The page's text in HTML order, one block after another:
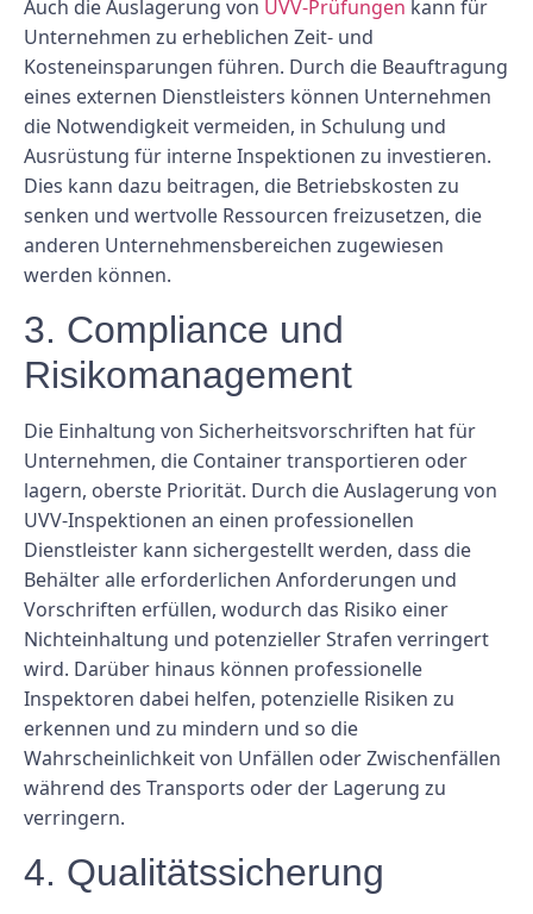
Auch die Auslagerung von UVV-Prüfungen kann für
Unternehmen zu erheblichen Zeit- und
Kosteneinsparungen führen. Durch die Beauftragung
eines externen Dienstleisters können Unternehmen
die Notwendigkeit vermeiden, in Schulung und
Ausrüstung für interne Inspektionen zu investieren.
Dies kann dazu beitragen, die Betriebskosten zu
senken und wertvolle Ressourcen freizusetzen, die
anderen Unternehmensbereichen zugewiesen
werden können.
3. Compliance und
Risikomanagement
Die Einhaltung von Sicherheitsvorschriften hat für
Unternehmen, die Container transportieren oder
lagern, oberste Priorität. Durch die Auslagerung von
UVV-Inspektionen an einen professionellen
Dienstleister kann sichergestellt werden, dass die
Behälter alle erforderlichen Anforderungen und
Vorschriften erfüllen, wodurch das Risiko einer
Nichteinhaltung und potenzieller Strafen verringert
wird. Darüber hinaus können professionelle
Inspektoren dabei helfen, potenzielle Risiken zu
erkennen und zu mindern und so die
Wahrscheinlichkeit von Unfällen oder Zwischenfällen
während des Transports oder der Lagerung zu
verringern.
4. Qualitätssicherung